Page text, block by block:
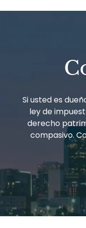
Si usted es
ley de
derecho
compasivo.